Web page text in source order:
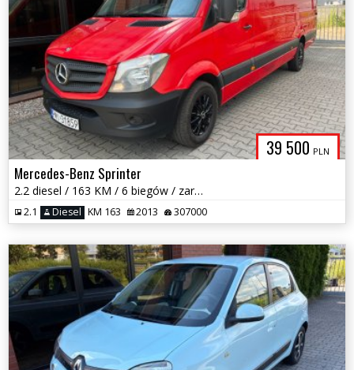
39 500 PLN
Mercedes-Benz Sprinter
2.2 diesel / 163 KM / 6 biegów / zarej w PL / paka 4.7 m / zamiana
2.1 Diesel KM 163 2013 307000